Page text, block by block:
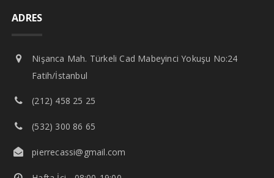
ADRES
Nişanca Mah. Türkeli Cad Mabeyinci Yokuşu No:24
Fatih/İstanbul
(212) 458 25 25
(532) 300 86 65
pierrecassi@gmail.com